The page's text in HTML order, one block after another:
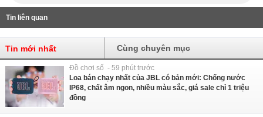
Tin liên quan
Tin mới nhất Cùng chuyên mục
Đồ chơi số - 59 phút trước
Loa bán chạy nhất của JBL có bản mới: Chống nước
IP68, chất âm ngon, nhiều màu sắc, giá sale chỉ 1 triệu
đồng